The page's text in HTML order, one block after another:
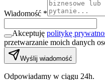
Wiadomość *
Akceptuję politykę
przetwarzanie moich danych
Wyślij wiadomość
Odpowiadamy w ciągu 24h.